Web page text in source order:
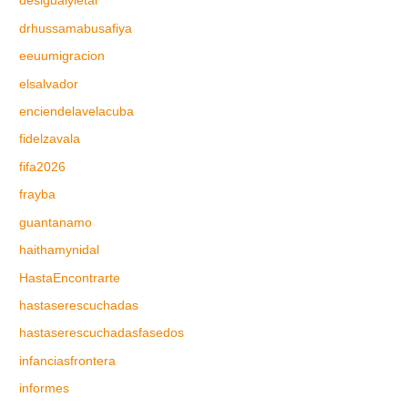
drhussamabusafiya
eeuumigracion
elsalvador
enciendelavelacuba
fidelzavala
fifa2026
frayba
guantanamo
haithamynidal
HastaEncontrarte
hastaserescuchadas
hastaserescuchadasfasedos
infanciasfrontera
informes